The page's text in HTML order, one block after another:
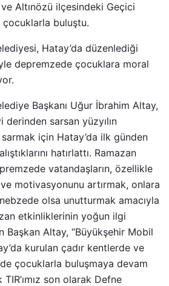
Altınözü ilçesindeki Geçici
çocuklarla buluştu.
Hatay’da düzenlediği
depremzede çocuklara moral
Başkanı Uğur İbrahim Altay,
derinden sarsan yüzyılın
için Hatay’da ilk günden
hatırlattı. Ramazan
vatandaşların, özellikle
motivasyonunu artırmak, onlara
olsa unutturmak amacıyla
etkinliklerinin yoğun ilgi
Başkan Altay, “Büyükşehir Mobil
kurulan çadır kentlerde ve
çocuklarla buluşmaya devam
son olarak Defne